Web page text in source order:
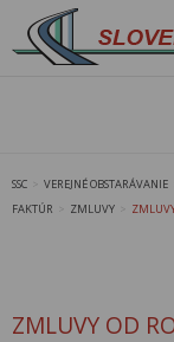
SSC VEREJNÉ OBSTARÁVANIE
FAKTÚR
ZMLUVY
ZMLUVY OD